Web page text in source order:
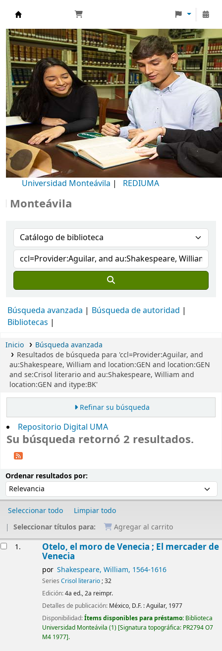
Biblioteca Universidad Monteávila
Universidad Monteávila | REDIUMA
Búsqueda avanzada
Búsqueda de autoridad
Bibliotecas
Inicio
Búsqueda avanzada
Resultados de búsqueda para 'ccl=Provider:Aguilar, and
au:Shakespeare, William and location:GEN and location:GEN
and se:Crisol literario and au:Shakespeare, William and
location:GEN and itype:BK'
Refinar su búsqueda
Repositorio Digital UMA
Su búsqueda retornó 2 resultados.
Ordenar resultados por:
Seleccionar todo
Limpiar todo
Seleccionar títulos para:
Agregar al carrito
1. Otelo, el moro de Venecia ; El mercader de
Venecia
por Shakespeare, William, 1564-1616
Series Crisol literario; 32
Edición:4a ed., 2a reimpr.
Detalles de publicación: México, D.F. :Aguilar, 1977
Disponibilidad:Ítems disponibles para préstamo: Biblioteca
Universidad Monteávila (1) Signatura topográfica: PR2794 O7
M4 1977 .